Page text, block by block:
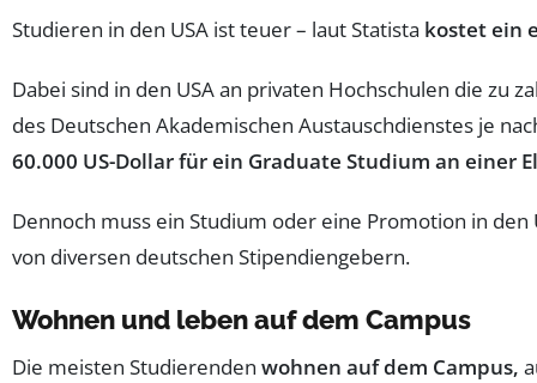
Studieren in den USA ist teuer – laut Statista kostet ein
Dabei sind in den USA an privaten Hochschulen die zu
des Deutschen Akademischen Austauschdienstes je
60.000 US-Dollar für ein Graduate Studium an einer
Dennoch muss ein Studium oder eine Promotion in den
von diversen deutschen Stipendiengebern.
Wohnen und leben auf dem Campus
Die meisten Studierenden wohnen auf dem Campus,